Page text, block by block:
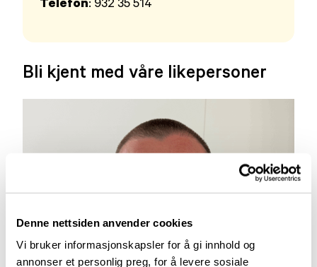
Denne nettsiden anvender cookies
Vi bruker informasjonskapsler for å gi innhold og
annonser et personlig preg, for å levere sosiale
Bli kjent med våre likepersoner
Har parkinson
Trening